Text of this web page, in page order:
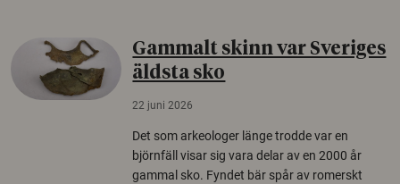
Gammalt skinn var Sveriges
äldsta sko
22 juni 2026
Det som arkeologer länge trodde var en
björnfäll visar sig vara delar av en 2000 år
gammal sko. Fyndet bär spår av romerskt